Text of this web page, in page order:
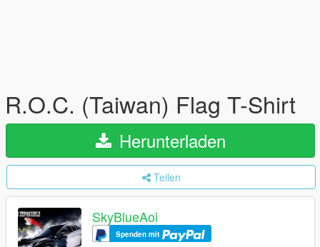
R.O.C. (Taiwan) Flag T-Shirt
Herunterladen
Teilen
SkyBlueAoi
Spenden mit